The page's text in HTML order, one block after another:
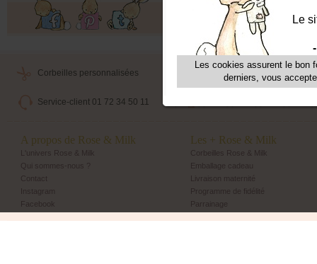
Offres exclusives, ventes
Corbeilles personnalisées Livraison maternité
Service-client 01 72 34 50 11
A propos de Rose & Milk
L'univers Rose & Milk
Qui sommes-nous ?
Contact
Instagram
Facebook
Les + Rose & Milk
Corbeilles Rose & Milk
Emballage cadeau
Livraison maternité
Programme de fidélité
Parrainage